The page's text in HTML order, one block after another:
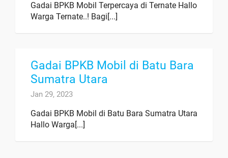
Gadai BPKB Mobil Terpercaya di Ternate Hallo
Warga Ternate..! Bagi[...]
Gadai BPKB Mobil di Batu Bara
Sumatra Utara
Jan 29, 2023
Gadai BPKB Mobil di Batu Bara Sumatra Utara
Hallo Warga[...]